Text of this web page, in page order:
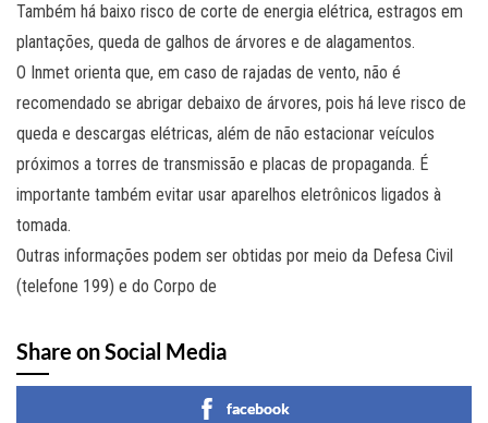
Também há baixo risco de corte de energia elétrica, estragos em
plantações, queda de galhos de árvores e de alagamentos.
O Inmet orienta que, em caso de rajadas de vento, não é
recomendado se abrigar debaixo de árvores, pois há leve risco de
queda e descargas elétricas, além de não estacionar veículos
próximos a torres de transmissão e placas de propaganda. É
importante também evitar usar aparelhos eletrônicos ligados à
tomada.
Outras informações podem ser obtidas por meio da Defesa Civil
(telefone 199) e do Corpo de
Share on Social Media
facebook